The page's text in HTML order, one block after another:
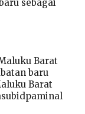
sebagai
Barat
baru
Barat